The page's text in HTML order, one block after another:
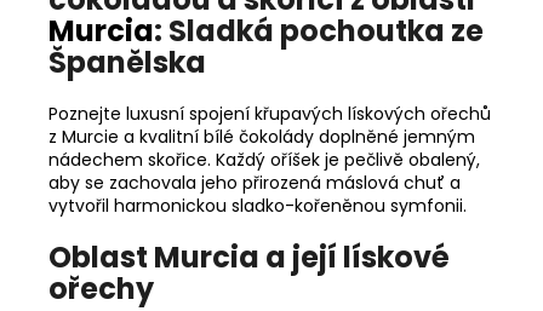
Murcia: Sladká pochoutka ze
Španělska
Poznejte luxusní spojení křupavých lískových ořechů
z Murcie a kvalitní bílé čokolády doplněné jemným
nádechem skořice. Každý oříšek je pečlivě obalený,
aby se zachovala jeho přirozená máslová chuť a
vytvořil harmonickou sladko-kořeněnou symfonii.
Oblast Murcia a její lískové
ořechy
898
Kč